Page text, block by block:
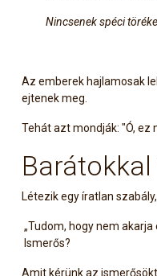
Nincsenek spéci
Az emberek hajlamosak
ejtenek meg.
Tehát azt mondják: "Ó, ez
Létezik egy íratlan
„Tudom, hogy nem
Ismerős?
Amit kérünk az